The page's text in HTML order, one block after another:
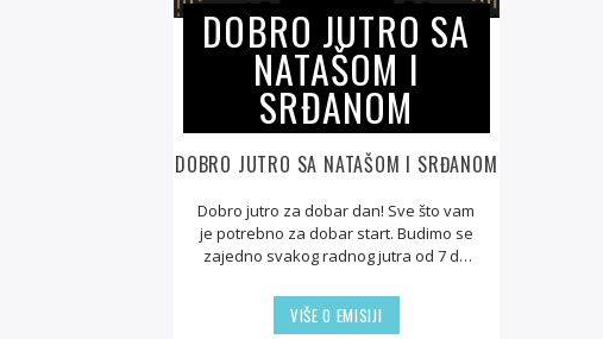
DOBRO JUTRO SA
NATAŠOM I
SRĐANOM
DOBRO JUTRO SA NATAŠOM I SRĐANOM
Dobro jutro za dobar dan! Sve što vam
je potrebno za dobar start. Budimo se
zajedno svakog radnog jutra od 7 do
ozbiljno - neozbiljne teme, ponekad
škakljive ali uvek zanimljive.
VIŠE O EMISIJI